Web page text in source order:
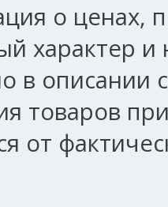
о ценах,
характер
в описании
товаров
от